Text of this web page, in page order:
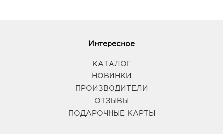
Интересное
КАТАЛОГ
НОВИНКИ
ПРОИЗВОДИТЕЛИ
ОТЗЫВЫ
ПОДАРОЧНЫЕ КАРТЫ